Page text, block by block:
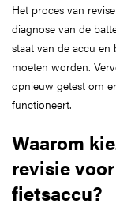
Het proces van
diagnose van de
staat van de accu
moeten worden.
opnieuw getest om
functioneert.
Waarom
revisie
fietsaccu?